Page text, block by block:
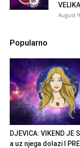
August
Popularno
DJEVICA: VIKEND JE
a uz njega dolazi I